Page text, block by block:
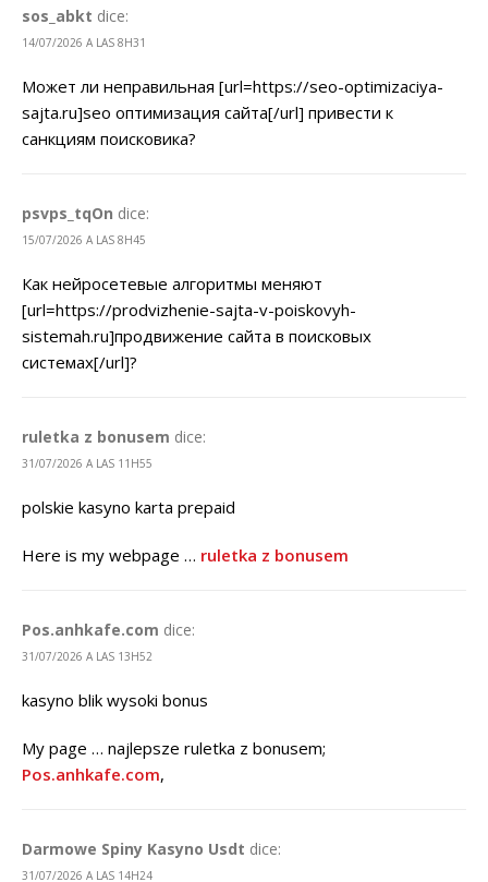
sos_abkt dice:
14/07/2026 A LAS 8H31
Может ли неправильная [url=https://seo-optimizaciya-
sajta.ru]seo оптимизация сайта[/url] привести к
санкциям поисковика?
psvps_tqOn dice:
15/07/2026 A LAS 8H45
Как нейросетевые алгоритмы меняют
[url=https://prodvizhenie-sajta-v-poiskovyh-
sistemah.ru]продвижение сайта в поисковых
системах[/url]?
ruletka z bonusem dice:
31/07/2026 A LAS 11H55
polskie kasyno karta prepaid
Here is my webpage … ruletka z bonusem
Pos.anhkafe.com dice:
31/07/2026 A LAS 13H52
kasyno blik wysoki bonus
My page … najlepsze ruletka z bonusem;
Pos.anhkafe.com,
Darmowe Spiny Kasyno Usdt dice:
31/07/2026 A LAS 14H24